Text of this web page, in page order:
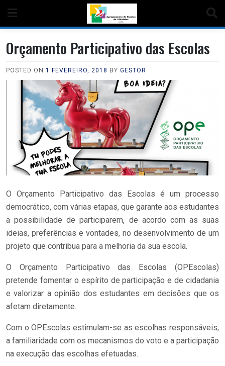
Orçamento Participativo das Escolas
POSTED ON 1 FEVEREIRO, 2018 BY GESTOR
O Orçamento Participativo das Escolas é um processo
democrático, com várias etapas, que garante aos estudantes
a possibilidade de participarem, de acordo com as suas
ideias, preferências e vontades, no desenvolvimento de um
projeto que contribua para a melhoria da sua escola.
O Orçamento Participativo das Escolas (OPEscolas)
pretende fomentar o espírito de participação e de cidadania
e valorizar a opinião dos estudantes em decisões que os
afetam diretamente.
Com o OPEscolas estimulam-se as escolhas responsáveis,
a familiaridade com os mecanismos do voto e a participação
na execução das escolhas efetuadas.